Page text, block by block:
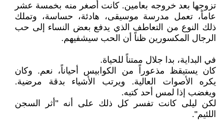
تزوجها بعد خروجه بعامين. كانت أصغر منه بخمسة عشر
عاماً، تعمل مدرسة موسيقى، هادئة، حساسة، وتملك
ذلك النوع من التعاطف الذي يدفع بعض النساء إلى حب
الرجال المكسورين ظناً أن الحب سيشفيهم.
في البداية، بدا جلال ممتناً للحياة.
كان يستيقظ مذعوراً من الكوابيس أحياناً، نعم. وكان
يكره الأصوات العالية. ويرتب الأشياء بدقة مرضية.
ويغضب إذا لمس أحد كتبه.
لكن ليلى كانت تفسر كل ذلك على أنه "أثر السجن
اللئيم".